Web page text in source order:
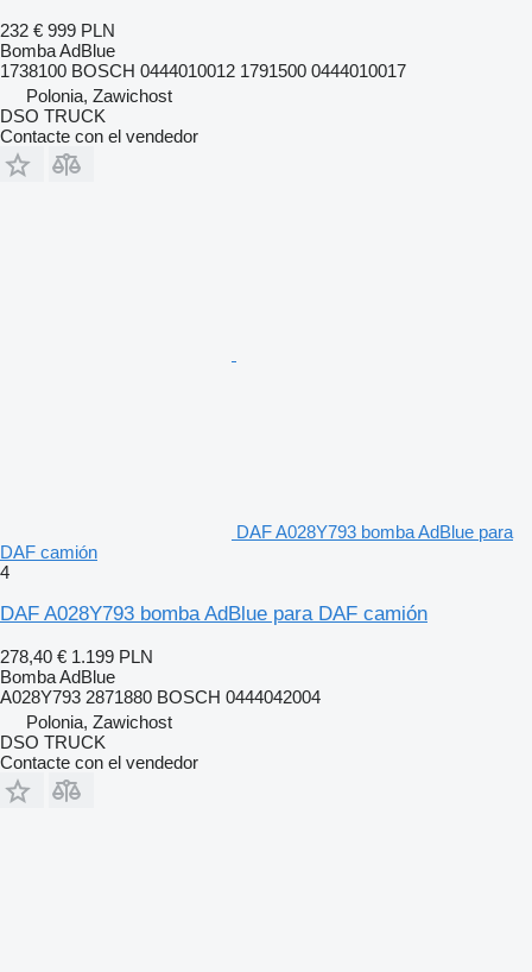
232 € 999 PLN
Bomba AdBlue
1738100 BOSCH 0444010012 1791500 0444010017
Polonia, Zawichost
DSO TRUCK
Contacte con el vendedor
DAF A028Y793 bomba AdBlue para
DAF camión
4
DAF A028Y793 bomba AdBlue para DAF camión
278,40 € 1.199 PLN
Bomba AdBlue
A028Y793 2871880 BOSCH 0444042004
Polonia, Zawichost
DSO TRUCK
Contacte con el vendedor